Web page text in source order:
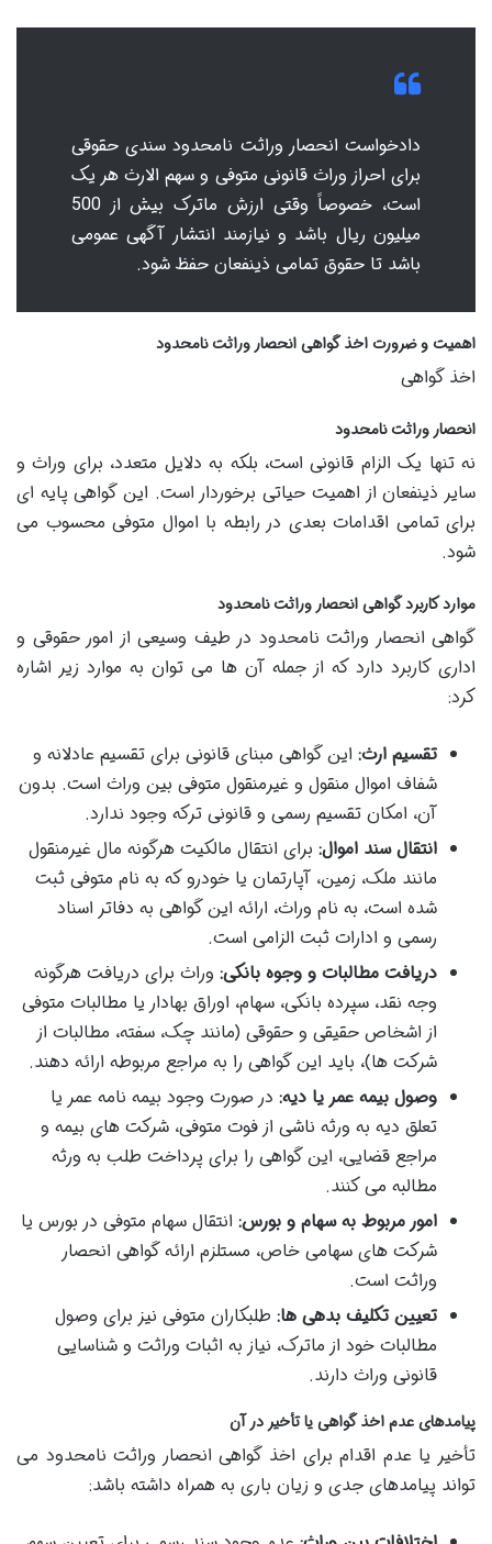
دادخواست انحصار وراثت نامحدود سندی حقوقی
برای احراز وراث قانونی متوفی و سهم الارث هر یک
است، خصوصاً وقتی ارزش ماترک بیش از 500
میلیون ریال باشد و نیازمند انتشار آگهی عمومی
باشد تا حقوق تمامی ذینفعان حفظ شود.
اهمیت و ضرورت اخذ گواهی انحصار وراثت نامحدود
اخذ گواهی
انحصار وراثت نامحدود
نه تنها یک الزام قانونی است، بلکه به دلایل متعدد، برای وراث و
سایر ذینفعان از اهمیت حیاتی برخوردار است. این گواهی پایه ای
برای تمامی اقدامات بعدی در رابطه با اموال متوفی محسوب می
شود.
موارد کاربرد گواهی انحصار وراثت نامحدود
گواهی انحصار وراثت نامحدود در طیف وسیعی از امور حقوقی و
اداری کاربرد دارد که از جمله آن ها می توان به موارد زیر اشاره
کرد:
تقسیم ارث: این گواهی مبنای قانونی برای تقسیم عادلانه و
شفاف اموال منقول و غیرمنقول متوفی بین وراث است. بدون
آن، امکان تقسیم رسمی و قانونی ترکه وجود ندارد.
انتقال سند اموال: برای انتقال مالکیت هرگونه مال غیرمنقول
مانند ملک، زمین، آپارتمان یا خودرو که به نام متوفی ثبت
شده است، به نام وراث، ارائه این گواهی به دفاتر اسناد
رسمی و ادارات ثبت الزامی است.
دریافت مطالبات و وجوه بانکی: وراث برای دریافت هرگونه
وجه نقد، سپرده بانکی، سهام، اوراق بهادار یا مطالبات متوفی
از اشخاص حقیقی و حقوقی (مانند چک، سفته، مطالبات از
شرکت ها)، باید این گواهی را به مراجع مربوطه ارائه دهند.
وصول بیمه عمر یا دیه: در صورت وجود بیمه نامه عمر یا
تعلق دیه به ورثه ناشی از فوت متوفی، شرکت های بیمه و
مراجع قضایی، این گواهی را برای پرداخت طلب به ورثه
مطالبه می کنند.
امور مربوط به سهام و بورس: انتقال سهام متوفی در بورس یا
شرکت های سهامی خاص، مستلزم ارائه گواهی انحصار
وراثت است.
تعیین تکلیف بدهی ها: طلبکاران متوفی نیز برای وصول
مطالبات خود از ماترک، نیاز به اثبات وراثت و شناسایی
قانونی وراث دارند.
پیامدهای عدم اخذ گواهی یا تأخیر در آن
تأخیر یا عدم اقدام برای اخذ گواهی انحصار وراثت نامحدود می
تواند پیامدهای جدی و زیان باری به همراه داشته باشد: